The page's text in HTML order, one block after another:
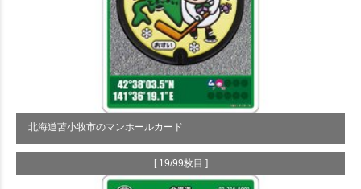
北海道苫小牧市のマンホールカード
[ 19/99枚目 ]